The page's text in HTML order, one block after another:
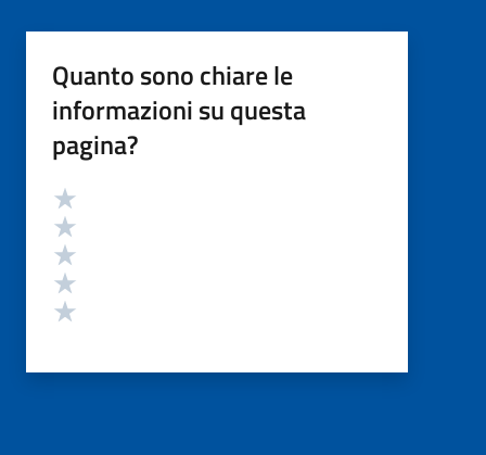
Quanto sono chiare le
informazioni su questa
pagina?
Valutazione